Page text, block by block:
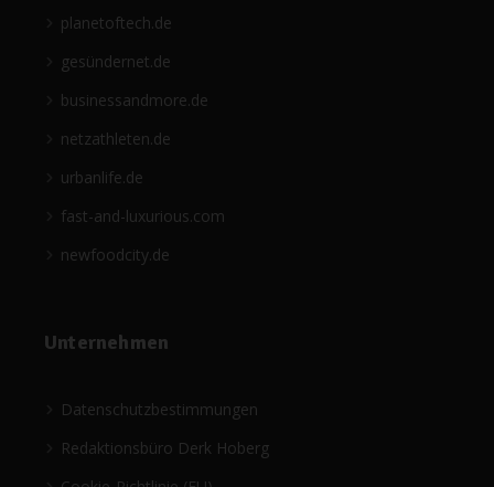
planetoftech.de
gesündernet.de
businessandmore.de
netzathleten.de
urbanlife.de
fast-and-luxurious.com
newfoodcity.de
Unternehmen
Datenschutzbestimmungen
Redaktionsbüro Derk Hoberg